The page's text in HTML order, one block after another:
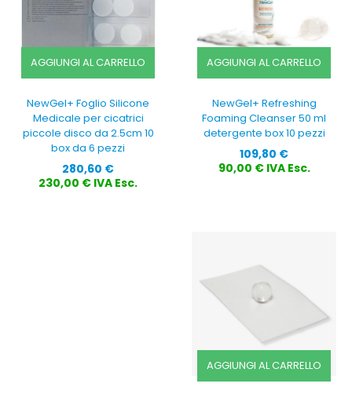
AGGIUNGI AL CARRELLO
NewGel+ Foglio Silicone
Medicale per cicatrici
piccole disco da 2.5cm 10
box da 6 pezzi
Prezzo
280,60 €
230,00 € IVA Esc.
AGGIUNGI AL CARRELLO
NewGel+ Refreshing
Foaming Cleanser 50 ml
detergente box 10 pezzi
Prezzo
109,80 €
90,00 € IVA Esc.
AGGIUNGI AL CARRELLO